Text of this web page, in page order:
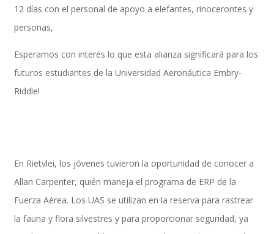
SAP SuccessFactors Training Education
12 días con el personal de apoyo a elefantes, rinocerontes y
personas,
Esperamos con interés lo que esta alianza significará para los
futuros estudiantes de la Universidad Aeronáutica Embry-
Riddle!
En Rietvlei, los jóvenes tuvieron la oportunidad de conocer a
Allan Carpenter, quién maneja el programa de ERP de la
Fuerza Aérea. Los UAS se utilizan en la reserva para rastrear
la fauna y flora silvestres y para proporcionar seguridad, ya